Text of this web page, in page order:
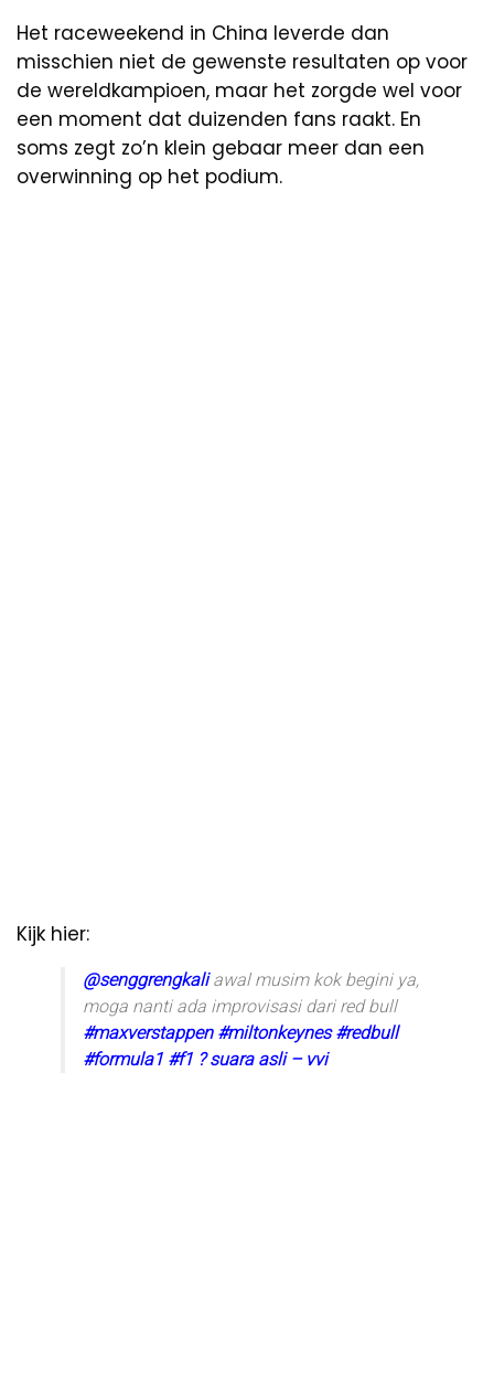
Het raceweekend in China leverde dan
misschien niet de gewenste resultaten op voor
de wereldkampioen, maar het zorgde wel voor
een moment dat duizenden fans raakt. En
soms zegt zo’n klein gebaar meer dan een
overwinning op het podium.
Kijk hier:
@senggrengkaliawal musim kok begini ya,
moga nanti ada improvisasi dari red bull
#maxverstappen #miltonkeynes #redbull
#formula1 #f1 ? suara asli – vvi